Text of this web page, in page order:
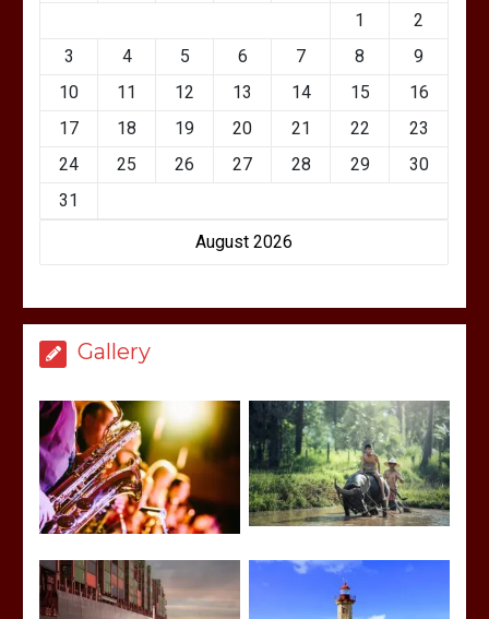
August 2026
1
2
3
4 5 6 7 8
9
10
11 12 13 14 15
16
17
18 19 20 21 22
23
24
25 26 27 28 29
30
31
Gallery